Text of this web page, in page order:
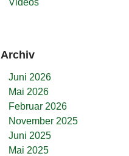
Videos
Archiv
Juni 2026
Mai 2026
Februar 2026
November 2025
Juni 2025
Mai 2025